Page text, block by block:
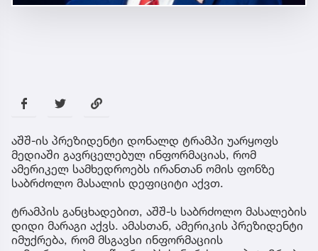
აშშ-ის პრეზიდენტი დონალდ ტრამპი უარყოფს
მედიაში გავრცელებულ ინფორმაციას, რომ
ამერიკელ სამხედროებს ირანთან ომის ფონზე
საბრძოლო მასალის დეფიციტი აქვთ.
ტრამპის განცხადებით, აშშ-ს საბრძოლო მასალების
დიდი მარაგი აქვს. ამასთან, ამერიკის პრეზიდენტი
იმუქრება, რომ მსგავსი ინფორმაციის